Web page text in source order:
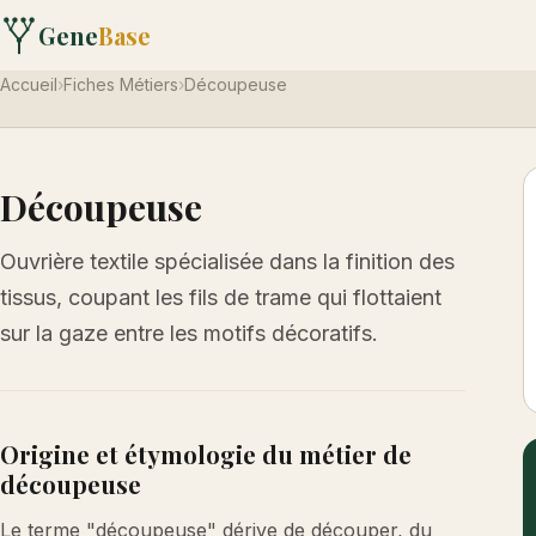
GeneBase
Accueil›Fiches Métiers›Découpeuse
Découpeuse
Ouvrière textile spécialisée dans la finition des
tissus, coupant les fils de trame qui flottaient
sur la gaze entre les motifs décoratifs.
Origine et étymologie du métier de
découpeuse
Le terme "découpeuse" dérive de découper, du